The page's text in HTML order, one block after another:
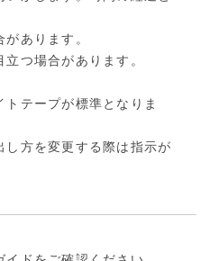
あります。
つ場合があります。
テープが標準となりま
方を変更する際は指示が